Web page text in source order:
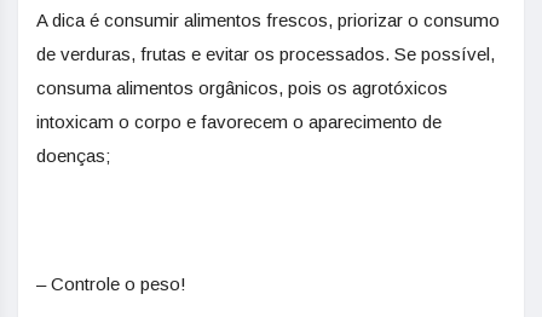
A dica é consumir alimentos frescos, priorizar o consumo
de verduras, frutas e evitar os processados. Se possível,
consuma alimentos orgânicos, pois os agrotóxicos
intoxicam o corpo e favorecem o aparecimento de
doenças;
– Controle o peso!